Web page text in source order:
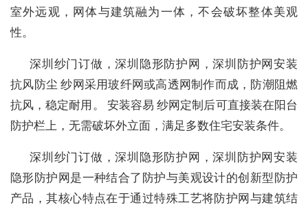
室外远观，网体与建筑融为一体，不会破坏整体美观
性。
深圳纱门订做，深圳隐形防护网，深圳防护网安装
抗风防尘 纱网采用玻纤网或高透网制作而成，防潮阻燃
抗风，稳定耐用。 安装容易 纱网定制后可直接装在阳台
防护栏上，无需破坏外立面，满足多数住宅安装条件。
深圳纱门订做，深圳隐形防护网，深圳防护网安装
隐形防护网是一种结合了防护与美观设计的创新型防护
产品，其核心特点在于通过特殊工艺将防护网与建筑结